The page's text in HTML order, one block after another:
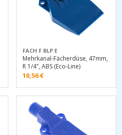
FACH F BLP E
Mehrkanal-Fächerdüse, 47mm,
R 1/4", ABS (Eco-Line)
10,56€